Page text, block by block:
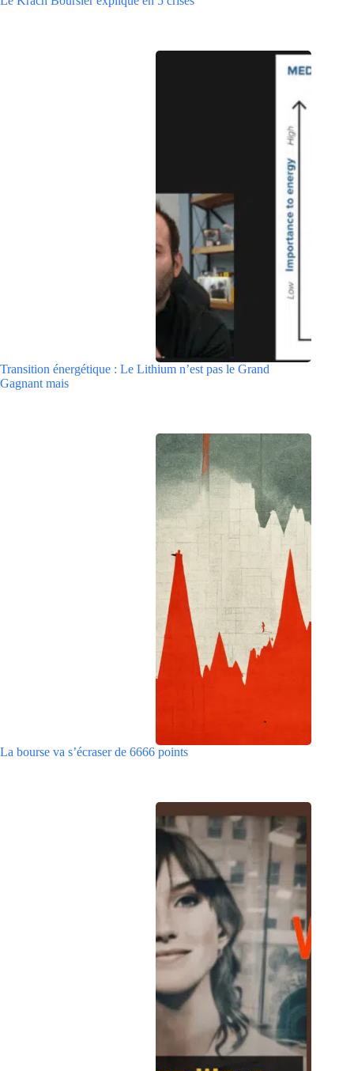
Transition énergétique : Le Lithium n’est pas le Grand
Gagnant mais
La bourse va s’écraser de 6666 points